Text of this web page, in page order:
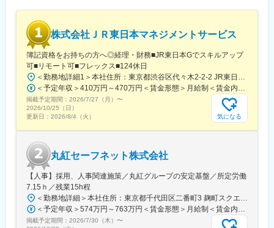
事業拡大フェーズにおける組織運営や業務設計に主体的に関与で
き、組織全体の成長に寄与する実感を得られるポジションです。
部門を横断したプロジェクト推進や、他部署・経営層との連携を
通じて裁量を持って活躍できます。
■教育体制
OJTや部内での情報共有・振り返りを通じて、業務知識やマネジ
メントスキルの向上を支援します。
ランスを保ちながら働くことができます。完全週休2日制や各種休
暇制度、リモートワーク手当・書籍購入補助など福利厚生も充実
しています。
■想定されるキャリアパス
部門の副部長から部長、または経営企画・新規事業推進など、幅
広いキャリア形成が可能です。
株式会社ＪＲ東日本マネジメントサービス
簿記資格をお持ちの方へ◎経理・財務■JR東日本Gでスキルアップ
可■リモート可■フレックス■124休日
＜勤務地詳細1＞本社住所：東京都渋谷区代々木2-2-2 JR東日本本社ビル9階受動喫煙対策：屋内全面禁煙＜勤務地詳細2＞東京都内オフィス住所：東京都23区内 受動喫煙対策：屋内全面禁煙変更の範囲：会社の定める事業所（リモートワーク含む）
＜予定年収＞410万円～470万円＜賃金形態＞月給制＜賃金内訳＞月額（基本給）：240,000円～250,000円＜月給＞240,000円～250,000円＜昇給有無＞有＜残業手当＞有＜給与補足＞※想定年収には残業月20Hも含めています■昇給：年1回■賞与：年2回(合計3.0ヶ月程度)※総合職：計6.0ヶ月程度■モデル年収総合職（課長）900万円総合職（マネージャー）630万円総合職（主任）520万円エリア（課員）410万円賃金はあくまでも目安の金額であり、選考を通じて上下する可能性があります。月給(月額)は固定手当を含めた表記です。
掲載予定期間： 2026/7/27（月） 〜
2026/10/25（日）
更新日： 2026/8/4（火） 気になる
丸紅セーフネット株式会社
【人事】採用、人事関連施策／丸紅グループの安定基盤／所定労働
7.15ｈ／残業15h程
＜勤務地詳細＞本社住所：東京都千代田区二番町3 麹町スクエア3F勤務地最寄駅：東京メトロ有楽町線／麹町駅受動喫煙対策：敷地内全面禁煙変更の範囲：会社の定める事業所（リモートワーク含む）
＜予定年収＞574万円～763万円＜賃金形態＞月給制＜賃金内訳＞月額（基本給）：285,000円～379,000円＜月給＞285,000円～379,000円＜昇給有無＞有＜残業手当＞有＜給与補足＞【賞与】（'26年度実績）6.6か月分支給【モデル年収例】622万円 入社5年目 (月給30万9千円＋賞与+月残業15時間)賃金はあくまでも目安の金額であり、選考を通じて上下する可能性があります。月給(月額)は固定手当を含めた表記です。
掲載予定期間： 2026/7/30（木） 〜